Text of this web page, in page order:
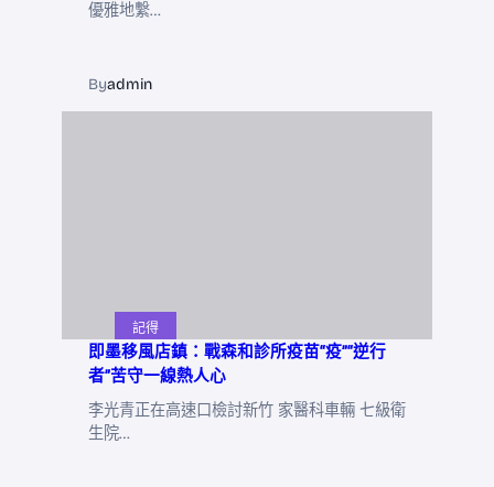
優雅地繫…
Byadmin
記得
即墨移風店鎮：戰森和診所疫苗“疫”“逆行
者”苦守一線熱人心
李光青正在高速口檢討新竹 家醫科車輛 七級衛
生院…